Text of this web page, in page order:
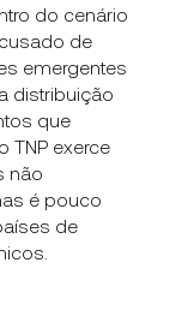
do cenário
de
emergentes
distribuição
que
TNP exerce
não
é pouco
de